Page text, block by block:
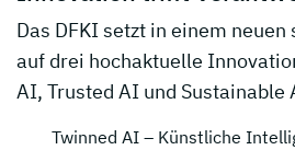
Das DFKI setzt in einem
auf drei hochaktuelle
AI, Trusted AI und Sustainable
Twinned AI – Künstliche